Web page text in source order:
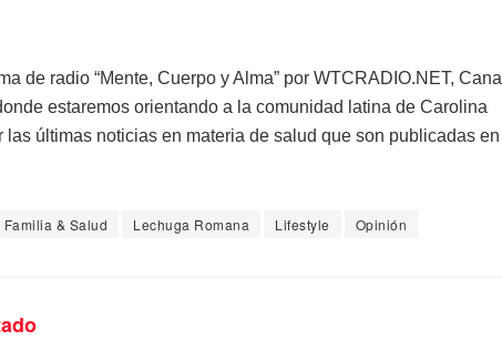
de radio “Mente, Cuerpo y Alma” por WTCRADIO.NET, Canal
estaremos orientando a la comunidad latina de Carolina
últimas noticias en materia de salud que son publicadas en
Familia & Salud Lechuga Romana Lifestyle Opinión